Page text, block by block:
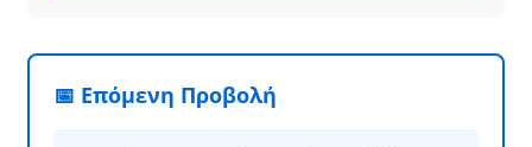
📅 Επόμενη Προβολή